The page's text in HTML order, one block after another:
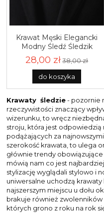
Krawat Męski Elegancki
Modny Śledź Śledzik
Wąski gładki czarny G131
28,00 zł 38,00 zł
do koszyka
Krawaty śledzie- pozornie
rzeczywistości znaczący
wizerunku, to wręcz
stroju, która jest
podążających za
szerokość krawata, to ulega
głównie trendy
mówią nam co jest
stylizację wyglądali stylowo i
uniwersalne uchodzą
najszerszym miejscu u dołu
brakuje również zwolenników
których grono z roku na rok